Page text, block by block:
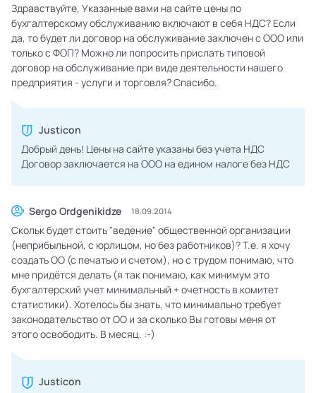
Здравствуйте, Указанные вами на сайте цены по
бухгалтерскому обслуживанию включают в себя НДС? Если
да, то будет ли договор на обслуживание заключен с ООО или
только с ФОП? Можно ли попросить прислать типовой
договор на обслуживание при виде деятельности нашего
предприятия - услуги и торговля? Спасибо.
Justicon
Добрый день! Цены на сайте указаны без учета НДС
Договор заключается на ООО на едином налоге без НДС
Sergo Ordgenikidze 18.09.2014
Скольк будет стоить "ведение" общественной организации
(неприбыльной, с юрлицом, но без работников)? Т.е. я хочу
создать ОО (с печатью и счетом), но с трудом понимаю, что
мне придётся делать (я так понимаю, как минимум это
бухгалтерский учет минимальный + очетность в комитет
статистики). Хотелось бы знать, что минимально требует
законодательство от ОО и за сколько Вы готовы меня от
этого освободить. В месяц. :-)
Justicon